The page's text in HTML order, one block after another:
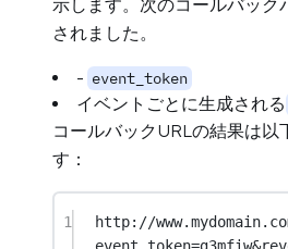
示します。次のコールバック
されました。
- event_token
イベントごとに生成される
コールバックURLの結果は以
す：
1
http://